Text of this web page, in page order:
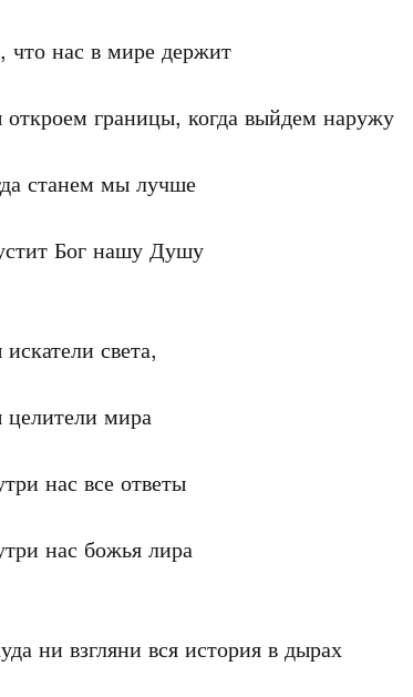
что нас в мире держит
границы, когда выйдем наружу
станем мы лучше
Бог нашу Душу
света,
мира
нас все ответы
нас божья лира
ни взгляни вся история в дырах